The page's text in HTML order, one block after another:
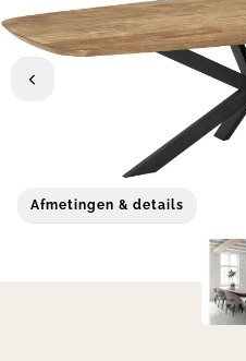
Afmetingen & details